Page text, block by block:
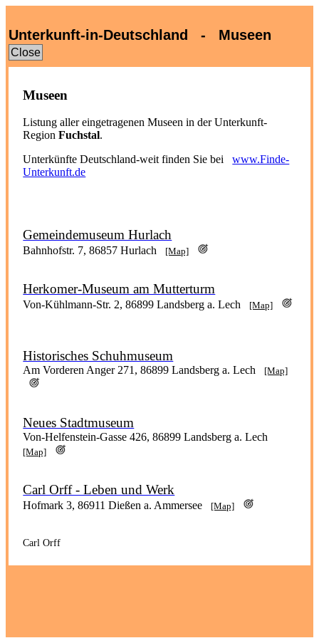
Unterkunft-in-Deutschland - Museen
Close
Museen
Listung aller eingetragenen Museen in der Unterkunft-
RegionFuchstal.
Unterkünfte Deutschland-weit finden Sie beiwww.Finde-
Unterkunft.de
Gemeindemuseum Hurlach
Bahnhofstr. 7, 86857 Hurlach [Map]
Herkomer-Museum am Mutterturm
Von-Kühlmann-Str. 2, 86899 Landsberg a. Lech [Map]
Historisches Schuhmuseum
Am Vorderen Anger 271, 86899 Landsberg a. Lech [Map]
Neues Stadtmuseum
Von-Helfenstein-Gasse 426, 86899 Landsberg a. Lech
[Map]
Carl Orff - Leben und Werk
Hofmark 3, 86911 Dießen a. Ammersee [Map]
Carl Orff